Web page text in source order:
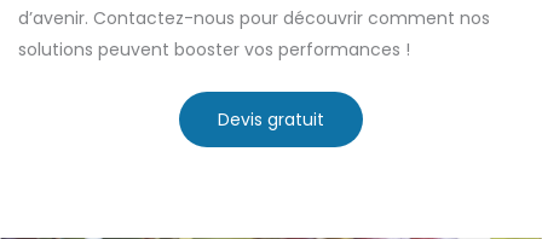
d’avenir. Contactez-nous pour découvrir comment nos
solutions peuvent booster vos performances !
Devis gratuit